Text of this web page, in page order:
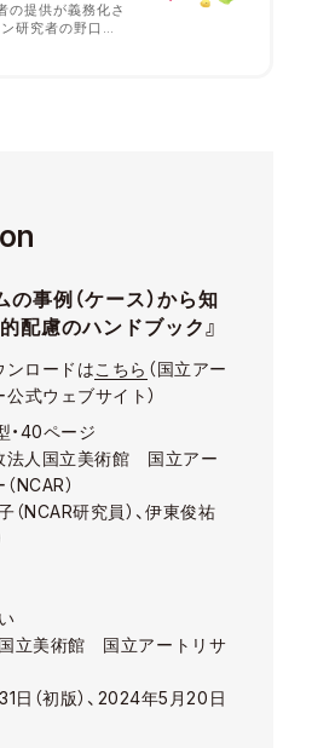
提供が義務化さ
研究者の野口晃
。
の事例（ケース）から知
的配慮のハンドブック』
ンロードはこちら （国立アー
式ウェブサイト）
・40ページ
法人国立美術館 国立アー
NCAR）
（NCAR研究員）、伊東俊祐
国立美術館 国立アートリサ
日（初版）、2024年5月20日